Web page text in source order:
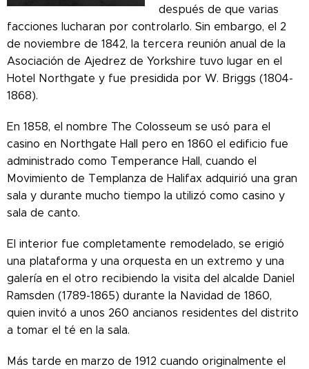
después de que varias
facciones lucharan por controlarlo. Sin embargo, el 2
de noviembre de 1842, la tercera reunión anual de la
Asociación de Ajedrez de Yorkshire tuvo lugar en el
Hotel Northgate y fue presidida por W. Briggs (1804-
1868).
En 1858, el nombre The Colosseum se usó para el
casino en Northgate Hall pero en 1860 el edificio fue
administrado como Temperance Hall, cuando el
Movimiento de Templanza de Halifax adquirió una gran
sala y durante mucho tiempo la utilizó como casino y
sala de canto.
El interior fue completamente remodelado, se erigió
una plataforma y una orquesta en un extremo y una
galería en el otro recibiendo la visita del alcalde Daniel
Ramsden (1789-1865) durante la Navidad de 1860,
quien invitó a unos 260 ancianos residentes del distrito
a tomar el té en la sala.
Más tarde en marzo de 1912 cuando originalmente el